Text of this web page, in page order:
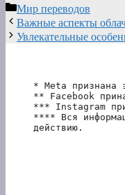
Рубрики
Мир переводов
Важные аспекты
Увлекательные
* Meta признана
** Facebook
*** Instagram
**** Вся
действию.